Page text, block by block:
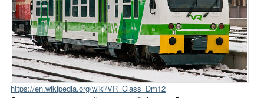
https://en.wikipedia.org/wiki/VR_Class_Dm12